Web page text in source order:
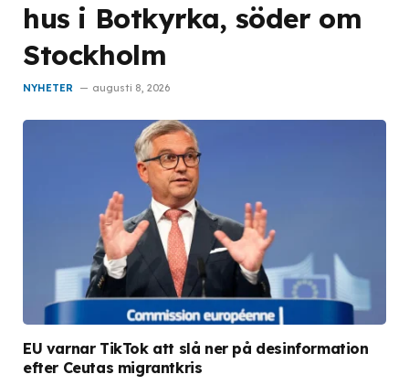
hus i Botkyrka, söder om
Stockholm
NYHETER augusti 8, 2026
EU varnar TikTok att slå ner på desinformation
efter Ceutas migrantkris